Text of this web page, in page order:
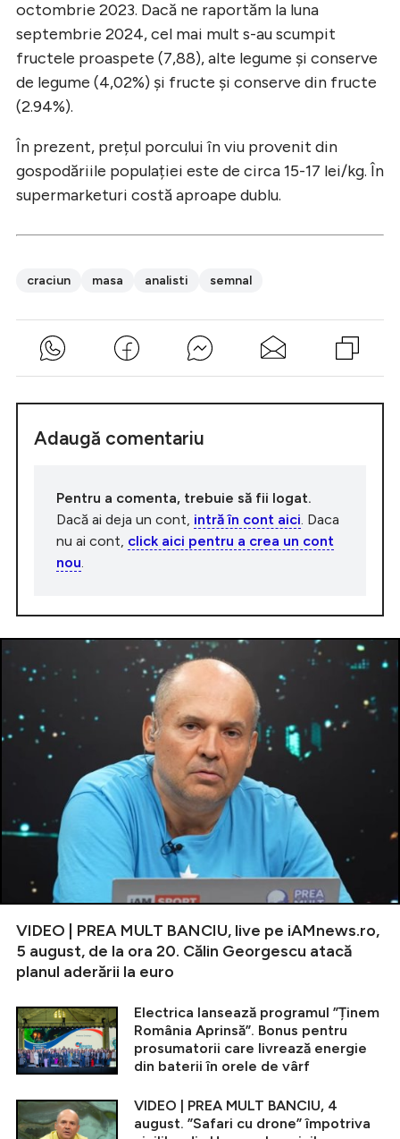
octombrie 2023. Dacă ne raportăm la luna
septembrie 2024, cel mai mult s-au scumpit
fructele proaspete (7,88), alte legume și conserve
de legume (4,02%) și fructe și conserve din fructe
(2.94%).
În prezent, prețul porcului în viu provenit din
gospodăriile populației este de circa 15-17 lei/kg. În
supermarketuri costă aproape dublu.
craciun masa analisti semnal
Adaugă comentariu
Pentru a comenta, trebuie să fii logat.
Dacă ai deja un cont, intră în cont aici . Daca
nu ai cont, click aici pentru a crea un cont
nou
VIDEO | PREA MULT BANCIU, live pe iAMnews.ro,
5 august, de la ora 20. Călin Georgescu atacă
planul aderării la euro
Electrica lansează programul ”Ținem
România Aprinsă”. Bonus pentru
prosumatorii care livrează energie
din baterii în orele de vârf
VIDEO | PREA MULT BANCIU, 4
august. ”Safari cu drone” împotriva